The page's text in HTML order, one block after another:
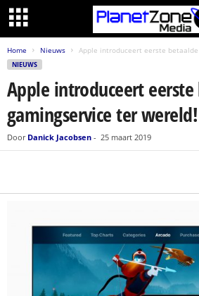
Home Nieuws Apple introduceert eerste
NIEUWS
Apple introduceert
gamingservice ter wereld!
Door Danick Jacobsen - 25 maart 2019